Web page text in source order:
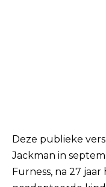
Deze publieke
Jackman in
Furness, na 27